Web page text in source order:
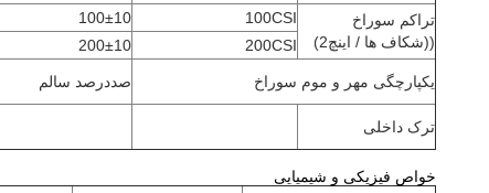
تراکم سوراخ
((شکاف ها / اینچ2)
100CSI
100±10
200CSI
200±10
یکپارچگی مهر و موم سوراخ صددرصد سالم
ترک داخلی
خواص فیزیکی و شیمیایی